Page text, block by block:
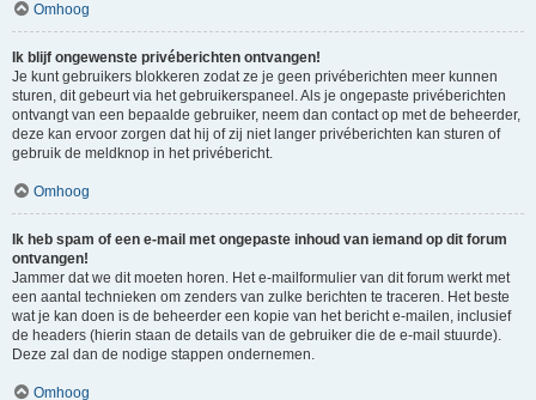
Omhoog
Ik blijf ongewenste privéberichten ontvangen!
Je kunt gebruikers blokkeren zodat ze je geen privéberichten meer kunnen
sturen, dit gebeurt via het gebruikerspaneel. Als je ongepaste privéberichten
ontvangt van een bepaalde gebruiker, neem dan contact op met de beheerder,
deze kan ervoor zorgen dat hij of zij niet langer privéberichten kan sturen of
gebruik de meldknop in het privébericht.
Omhoog
Ik heb spam of een e-mail met ongepaste inhoud van iemand op dit forum
ontvangen!
Jammer dat we dit moeten horen. Het e-mailformulier van dit forum werkt met
een aantal technieken om zenders van zulke berichten te traceren. Het beste
wat je kan doen is de beheerder een kopie van het bericht e-mailen, inclusief
de headers (hierin staan de details van de gebruiker die de e-mail stuurde).
Deze zal dan de nodige stappen ondernemen.
Omhoog